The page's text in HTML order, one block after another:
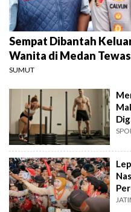
Sempat Dibantah
Wanita di Medan
SUMUT